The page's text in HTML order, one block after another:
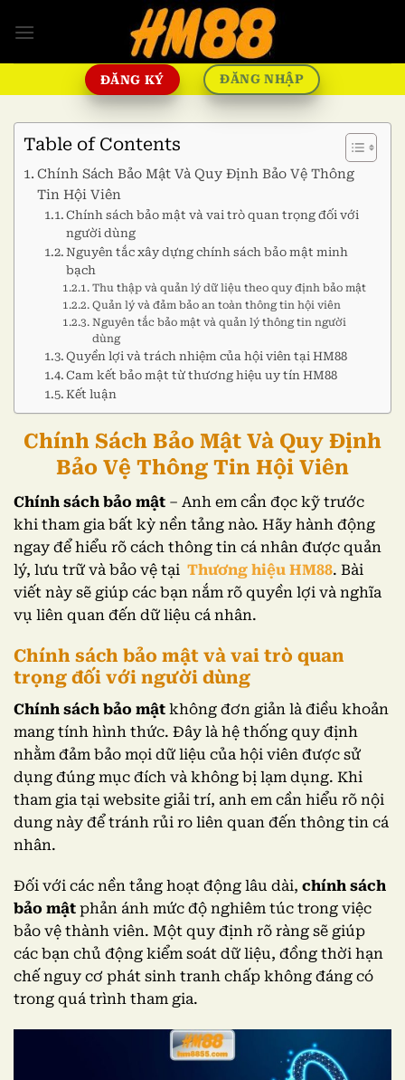
qua
ĐĂNG KÝ ĐĂNG NHẬP
Table of Contents
Chính Sách Bảo Mật Và Quy Định Bảo Vệ Thông
Tin Hội Viên
Chính sách bảo mật và vai trò quan trọng đối với
người dùng
Nguyên tắc xây dựng chính sách bảo mật minh
bạch
Thu thập và quản lý dữ liệu theo quy định bảo mật
Quản lý và đảm bảo an toàn thông tin hội viên
Nguyên tắc bảo mật và quản lý thông tin người
dùng
Quyền lợi và trách nhiệm của hội viên tại HM88
Cam kết bảo mật từ thương hiệu uy tín HM88
Kết luận
Chính Sách Bảo Mật Và Quy Định
Bảo Vệ Thông Tin Hội Viên
Chính sách bảo mật – Anh em cần đọc kỹ trước
khi tham gia bất kỳ nền tảng nào. Hãy hành động
ngay để hiểu rõ cách thông tin cá nhân được quản
lý, lưu trữ và bảo vệ tại Thương hiệu HM88. Bài
viết này sẽ giúp các bạn nắm rõ quyền lợi và nghĩa
vụ liên quan đến dữ liệu cá nhân.
Chính sách bảo mật và vai trò quan
trọng đối với người dùng
Chính sách bảo mật không đơn giản là điều khoản
mang tính hình thức. Đây là hệ thống quy định
nhằm đảm bảo mọi dữ liệu của hội viên được sử
dụng đúng mục đích và không bị lạm dụng. Khi
tham gia tại website giải trí, anh em cần hiểu rõ nội
dung này để tránh rủi ro liên quan đến thông tin cá
nhân.
Đối với các nền tảng hoạt động lâu dài, chính sách
bảo mật phản ánh mức độ nghiêm túc trong việc
bảo vệ thành viên. Một quy định rõ ràng sẽ giúp
các bạn chủ động kiểm soát dữ liệu, đồng thời hạn
chế nguy cơ phát sinh tranh chấp không đáng có
trong quá trình tham gia.